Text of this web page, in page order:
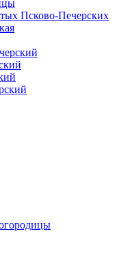
Псково-Печерских